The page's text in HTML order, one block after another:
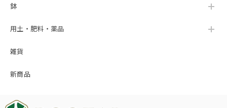
鉢
用土・肥料・薬品
雑貨
新商品